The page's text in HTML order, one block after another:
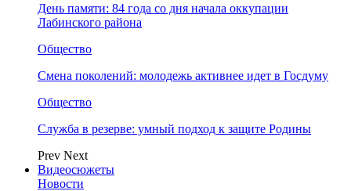
День памяти: 84 года со дня начала оккупации
Лабинского района
Общество
Смена поколений: молодежь активнее идет в Госдуму
Общество
Служба в резерве: умный подход к защите Родины
Prev Next
Видеосюжеты
Новости